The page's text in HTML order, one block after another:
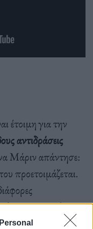
έτοιμη για την
αντιδράσεις
Μάριν απάντησε:
προετοιμάζεται.
έχουμε ισχυρές
την άμυνά μας